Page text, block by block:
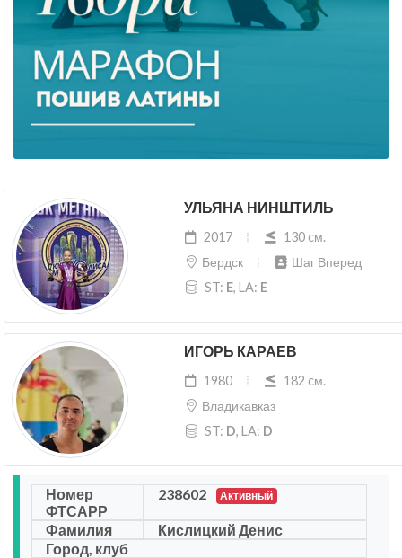
УЛЬЯНА НИНШТИЛЬ
2017
130 cм.
Бердск
Шаг Вперед
ST: E, LA: E
ИГОРЬ КАРАЕВ
1980
182 cм.
Владикавказ
ST: D, LA: D
Номер
ФТСАРР
238602 Активный
Фамилия
Кислицкий Денис
Город, клуб